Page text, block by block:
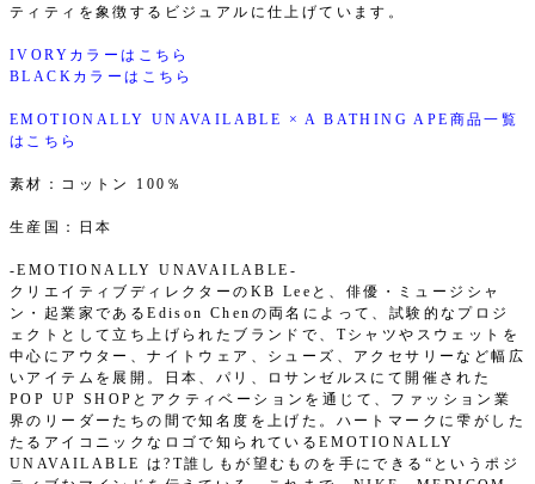
ティティを象徴するビジュアルに仕上げています。
IVORYカラーはこちら
BLACKカラーはこちら
EMOTIONALLY UNAVAILABLE × A BATHING APE商品一覧
はこちら
素材：コットン 100％
生産国：日本
-EMOTIONALLY UNAVAILABLE-
クリエイティブディレクターのKB Leeと、俳優・ミュージシャ
ン・起業家であるEdison Chenの両名によって、試験的なプロジ
ェクトとして立ち上げられたブランドで、Tシャツやスウェットを
中心にアウター、ナイトウェア、シューズ、アクセサリーなど幅広
いアイテムを展開。日本、パリ、ロサンゼルスにて開催された
POP UP SHOPとアクティベーションを通じて、ファッション業
界のリーダーたちの間で知名度を上げた。ハートマークに雫がした
たるアイコニックなロゴで知られているEMOTIONALLY
UNAVAILABLE は?T誰しもが望むものを手にできる“というポジ